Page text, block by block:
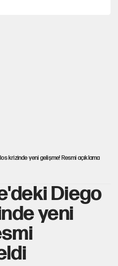
krizinde yeni gelişme! Resmi açıklama
Diego
yeni